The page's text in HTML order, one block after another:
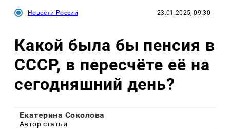
Новости России 23.01.2025, 09:30
Какой была бы пенсия в
СССР, в пересчёте её на
сегодняшний день?
Екатерина Соколова
Автор статьи